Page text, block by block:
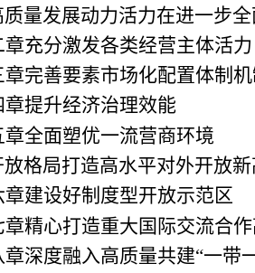
量发展动力活力在进一步
章充分激发各类经营主体活力
章完善要素市场化配置体制
章提升经济治理效能
章全面塑优一流营商环境
格局打造高水平对外开放
章建设好制度型开放示范区
章精心打造重大国际交流合
章深度融入高质量共建“一带